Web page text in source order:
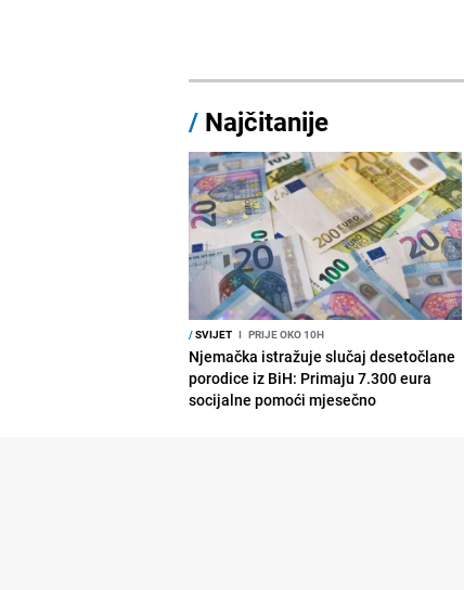
/ Najčitanije
/SVIJET I PRIJE OKO 10H
Njemačka istražuje slučaj desetočlane
porodice iz BiH: Primaju 7.300 eura
socijalne pomoći mjesečno